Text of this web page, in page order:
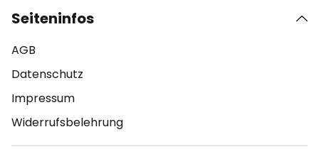
Seiteninfos
AGB
Datenschutz
Impressum
Widerrufsbelehrung